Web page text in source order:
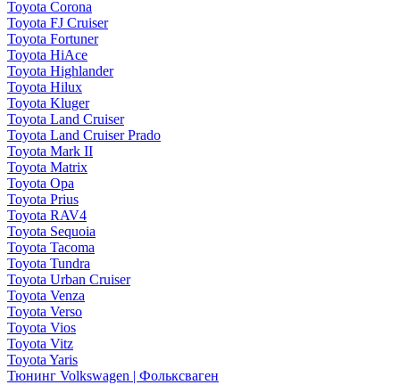
Toyota Corona
Toyota FJ Cruiser
Toyota Fortuner
Toyota HiAce
Toyota Highlander
Toyota Hilux
Toyota Kluger
Toyota Land Cruiser
Toyota Land Cruiser Prado
Toyota Mark II
Toyota Matrix
Toyota Opa
Toyota Prius
Toyota RAV4
Toyota Sequoia
Toyota Tacoma
Toyota Tundra
Toyota Urban Cruiser
Toyota Venza
Toyota Verso
Toyota Vios
Toyota Vitz
Toyota Yaris
Тюнинг Volkswagen | Фольксваген